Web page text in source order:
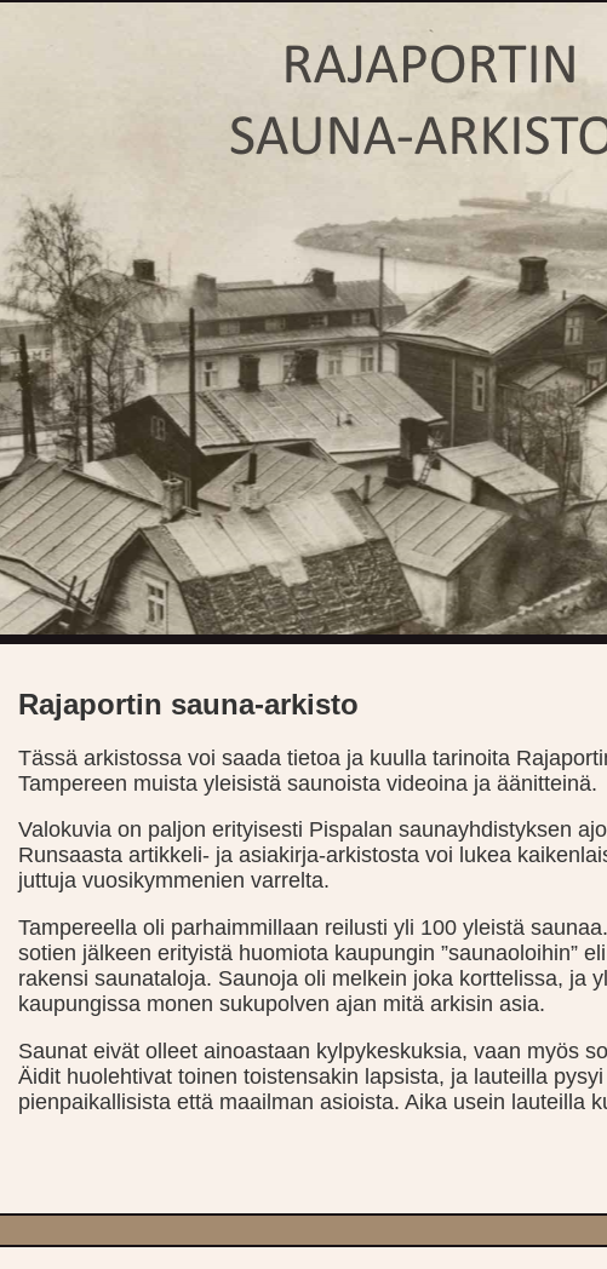
Rajaportin sauna-arkisto
Tässä arkistossa voi saada tietoa ja kuulla tarinoita
Tampereen muista yleisistä saunoista videoina ja äänitteinä.
Valokuvia on paljon erityisesti Pispalan saunayhdistyksen
Runsaasta artikkeli- ja asiakirja-arkistosta voi lukea
juttuja vuosikymmenien varrelta.
Tampereella oli parhaimmillaan reilusti yli 100 yleistä
sotien jälkeen erityistä huomiota kaupungin ”saunaoloihin”
rakensi saunataloja. Saunoja oli melkein joka korttelissa, ja
kaupungissa monen sukupolven ajan mitä arkisin asia.
Saunat eivät olleet ainoastaan kylpykeskuksia, vaan myös
Äidit huolehtivat toinen toistensakin lapsista, ja lauteilla
pienpaikallisista että maailman asioista. Aika usein lauteilla